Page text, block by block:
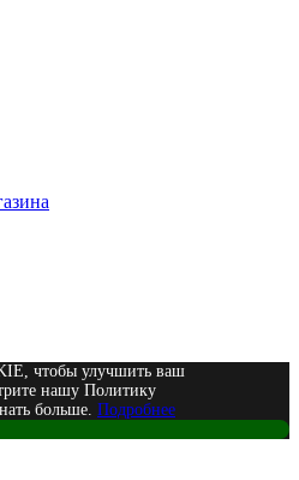
чтобы улучшить ваш
нашу Политику
больше. Подробнее